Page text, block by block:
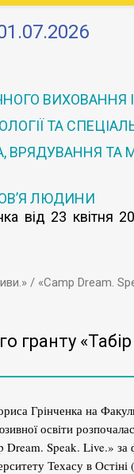
ВИХОВАННЯ
ТА
ВРЯДУВАННЯ ТА
ЛЮДИНИ
від 23
/ «Camp Dream.
гранту
Грінченка на
освіти
Speak. Live.» за
Техасу в